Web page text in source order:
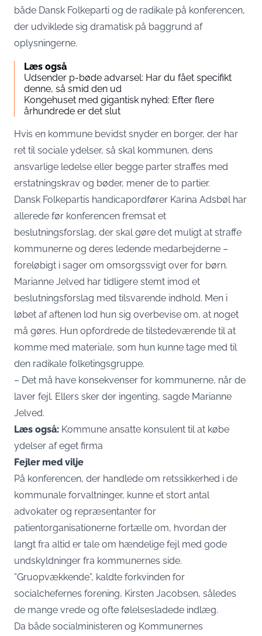
både Dansk Folkeparti og de radikale på konferencen,
der udviklede sig dramatisk på baggrund af
oplysningerne.
Læs også
Udsender p-bøde advarsel: Har du fået specifikt
denne, så smid den ud
Kongehuset med gigantisk nyhed: Efter flere
århundrede er det slut
Hvis en kommune bevidst snyder en borger, der har
ret tilsociale ydelser, så skal kommunen, dens
ansvarlige ledelse eller begge parter straffes med
erstatningskrav og bøder, mener de to partier.
Dansk Folkepartis handicapordfører Karina Adsbøl har
allerede før konferencen fremsat et
beslutningsforslag, der skal gøre det muligt at straffe
kommunerne og deres ledende medarbejderne –
foreløbigt i sager om omsorgssvigt over for børn.
Marianne Jelved har tidligere stemt imod et
beslutningsforslag med tilsvarende indhold. Men i
løbet af aftenen lod hun sig overbevise om, at noget
må gøres. Hun opfordrede de tilstedeværende til at
komme med materiale, som hun kunne tage med til
den radikale folketingsgruppe.
– Det må have konsekvenser for kommunerne, når de
laver fejl. Ellers sker der ingenting, sagde Marianne
Jelved.
Læs også: Kommune ansatte konsulent til at købe
ydelser af eget firma
Fejler med vilje
På konferencen, der handlede om retssikkerhed i de
kommunale forvaltninger, kunne et stort antal
advokater og repræsentanter for
patientorganisationerne fortælle om, hvordan der
langt fra altid er tale om hændelige fejl med gode
undskyldninger fra kommunernes side.
”Gruopvækkende”, kaldte forkvinden for
socialchefernes forening, Kirsten Jacobsen, således
de mange vrede og ofte følelsesladede indlæg.
Da både socialministeren og Kommunernes